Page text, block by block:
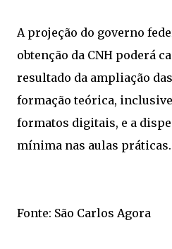
A projeção do governo
obtenção da CNH poderá
resultado da ampliação
formação teórica,
formatos digitais, e a
mínima nas aulas práticas.
Fonte: São Carlos Agora